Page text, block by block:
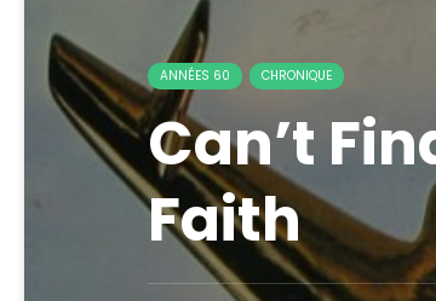
ANNÉES 60 CHRONIQUE
Can’t
Faith